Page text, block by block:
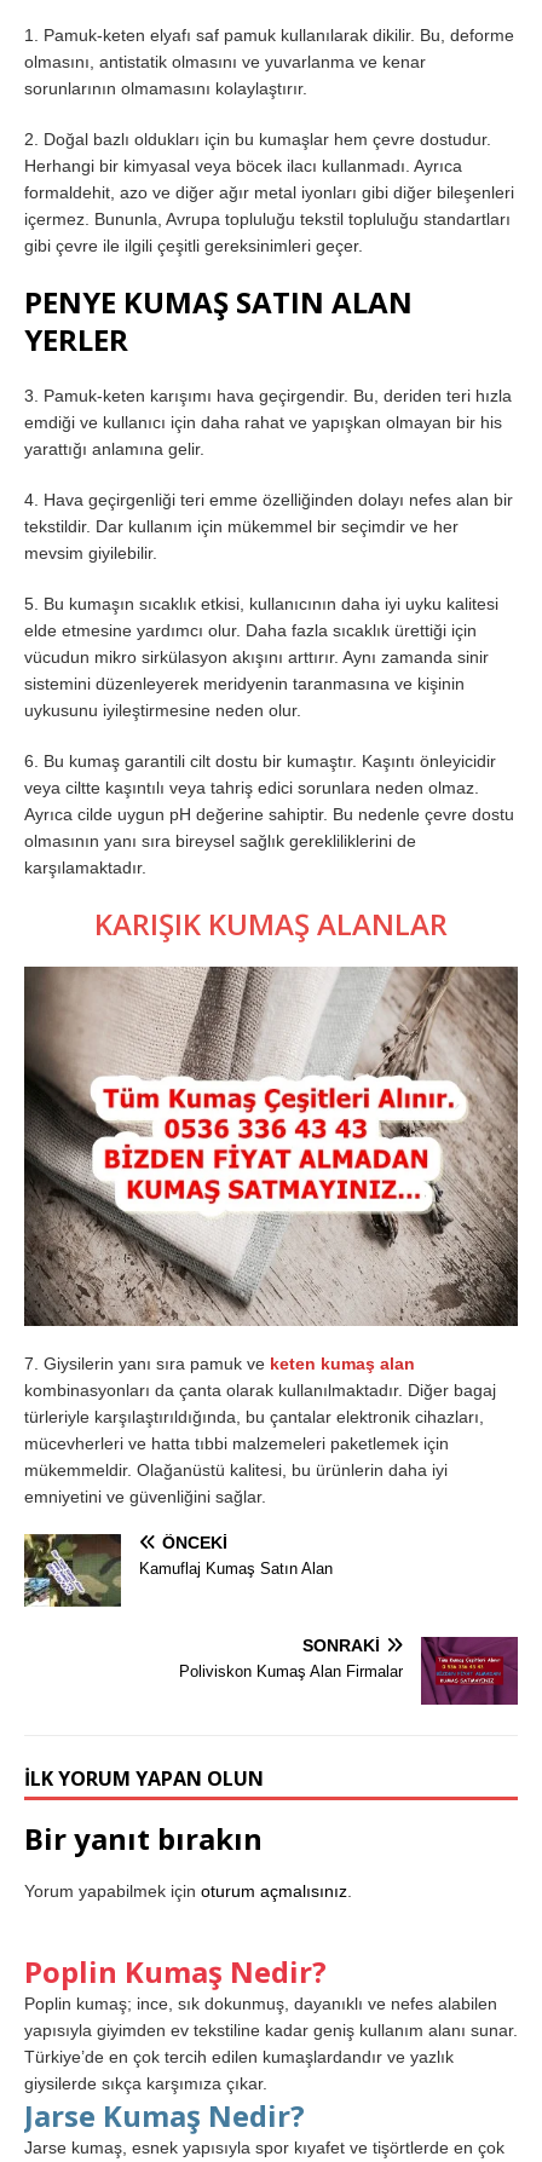
1. Pamuk-keten elyafı saf pamuk kullanılarak dikilir. Bu, deforme
olmasını, antistatik olmasını ve yuvarlanma ve kenar
sorunlarının olmamasını kolaylaştırır.
2. Doğal bazlı oldukları için bu kumaşlar hem çevre dostudur.
Herhangi bir kimyasal veya böcek ilacı kullanmadı. Ayrıca
formaldehit, azo ve diğer ağır metal iyonları gibi diğer bileşenleri
içermez. Bununla, Avrupa topluluğu tekstil topluluğu standartları
gibi çevre ile ilgili çeşitli gereksinimleri geçer.
PENYE KUMAŞ SATIN ALAN
YERLER
3. Pamuk-keten karışımı hava geçirgendir. Bu, deriden teri hızla
emdiği ve kullanıcı için daha rahat ve yapışkan olmayan bir his
yarattığı anlamına gelir.
4. Hava geçirgenliği teri emme özelliğinden dolayı nefes alan bir
tekstildir. Dar kullanım için mükemmel bir seçimdir ve her
mevsim giyilebilir.
5. Bu kumaşın sıcaklık etkisi, kullanıcının daha iyi uyku kalitesi
elde etmesine yardımcı olur. Daha fazla sıcaklık ürettiği için
vücudun mikro sirkülasyon akışını arttırır. Aynı zamanda sinir
sistemini düzenleyerek meridyenin taranmasına ve kişinin
uykusunu iyileştirmesine neden olur.
6. Bu kumaş garantili cilt dostu bir kumaştır. Kaşıntı önleyicidir
veya ciltte kaşıntılı veya tahriş edici sorunlara neden olmaz.
Ayrıca cilde uygun pH değerine sahiptir. Bu nedenle çevre dostu
olmasının yanı sıra bireysel sağlık gerekliliklerini de
karşılamaktadır.
KARIŞIK KUMAŞ ALANLAR
7. Giysilerin yanı sıra pamuk ve keten kumaş alan
kombinasyonları da çanta olarak kullanılmaktadır. Diğer bagaj
türleriyle karşılaştırıldığında, bu çantalar elektronik cihazları,
mücevherleri ve hatta tıbbi malzemeleri paketlemek için
mükemmeldir. Olağanüstü kalitesi, bu ürünlerin daha iyi
emniyetini ve güvenliğini sağlar.
ÖNCEKI
Kamuflaj Kumaş Satın Alan
SONRAKI
Poliviskon Kumaş Alan Firmalar
İLK YORUM YAPAN OLUN
Bir yanıt bırakın
Yorum yapabilmek için oturum açmalısınız
Poplin Kumaş Nedir?
Poplin kumaş; ince, sık dokunmuş, dayanıklı ve nefes alabilen
yapısıyla giyimden ev tekstiline kadar geniş kullanım alanı sunar.
Türkiye’de en çok tercih edilen kumaşlardandır ve yazlık
giysilerde sıkça karşımıza çıkar.
Jarse Kumaş Nedir?
Jarse kumaş, esnek yapısıyla spor kıyafet ve tişörtlerde en çok